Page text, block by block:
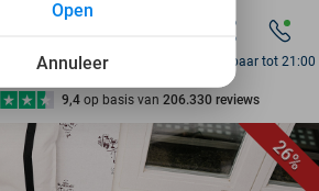
7 dagen per week beschikbaar
10+ miljoen leden
9,4 op basis van 206.330 reviews
Ontdek 15.000+ deals
7 dagen per week beschikbaar
Bereikbaar tot 21:00
26%
Annuleer
Open